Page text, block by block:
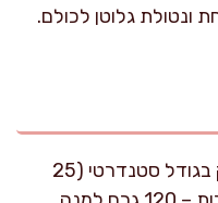
ונטולת גלוטן לכולם.
המתכון מניב תבנית אינגליש קייק בגודל סטנדרטי (25